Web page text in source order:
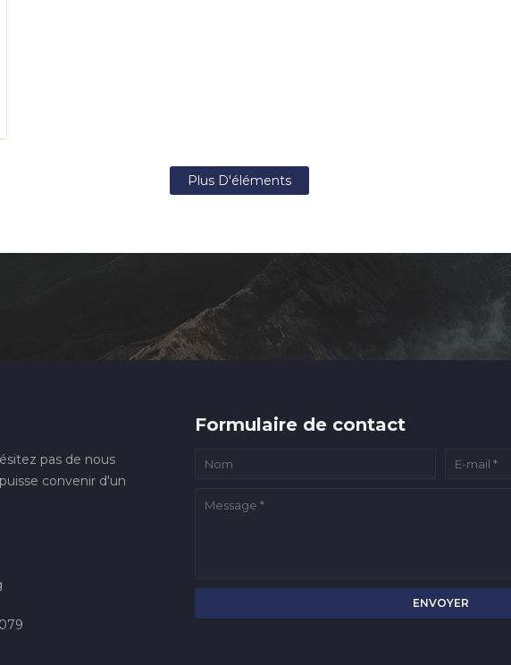
Plus D'éléments
pas de nous
convenir d'un
Formulaire de contact